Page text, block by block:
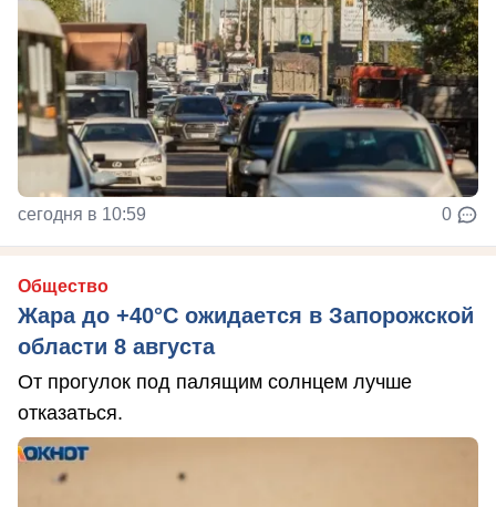
сегодня в 10:59 0
Общество
Жара до +40°С ожидается в Запорожской
области 8 августа
От прогулок под палящим солнцем лучше
отказаться.